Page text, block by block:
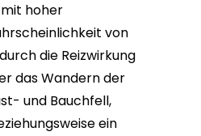
hoher
von
die Reizwirkung
das Wandern der
und Bauchfell,
ein